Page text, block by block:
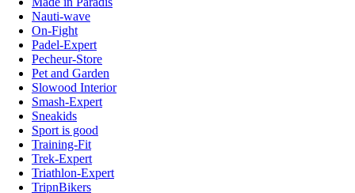
Nauti-wave
On-Fight
Padel-Expert
Pecheur-Store
Pet and Garden
Slowood Interior
Smash-Expert
Sneakids
Sport is good
Training-Fit
Trek-Expert
Triathlon-Expert
TripnBikers